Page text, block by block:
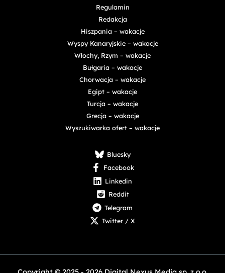
Regulamin
Redakcja
Hiszpania – wakacje
Wyspy Kanaryjskie – wakacje
Włochy, Rzym – wakacje
Bułgaria – wakacje
Chorwacja – wakacje
Egipt – wakacje
Turcja – wakacje
Grecja – wakacje
Wyszukiwarka ofert – wakacje
Bluesky
Facebook
Linkedin
Reddit
Telegram
Twitter / X